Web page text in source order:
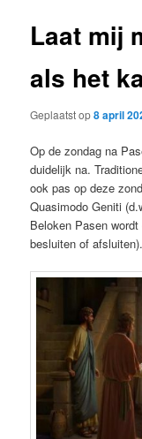
Laat mij
als het
Geplaatst op8 april
Op de zondag na
duidelijk na.
ook pas op deze
Quasimodo Geniti
Beloken Pasen
besluiten of afsluiten).